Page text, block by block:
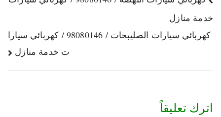
خدمة منازل
كهربائي سيارات الصليبخات / 98080146‬ / كهربائي سيارا
ت خدمة منازل
اترك تعليقاً